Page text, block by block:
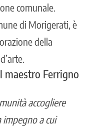
comunale.
di Morigerati, è
della
maestro Ferrigno
accogliere
impegno a cui